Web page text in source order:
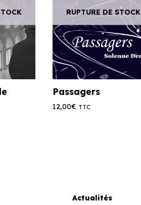
RUPTURE DE STOCK
Passagers
12,00€ TTC
Actualités